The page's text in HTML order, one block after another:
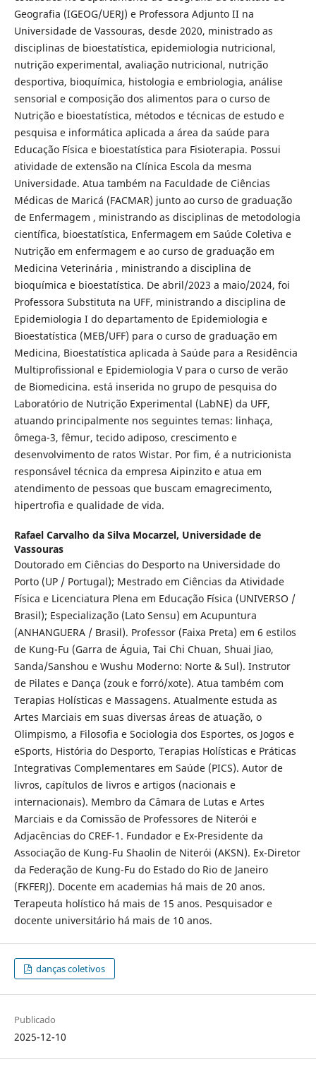
Geografia (IGEOG/UERJ) e Professora Adjunto II na
Universidade de Vassouras, desde 2020, ministrado as
disciplinas de bioestatística, epidemiologia nutricional,
nutrição experimental, avaliação nutricional, nutrição
desportiva, bioquímica, histologia e embriologia, análise
sensorial e composição dos alimentos para o curso de
Nutrição e bioestatística, métodos e técnicas de estudo e
pesquisa e informática aplicada a área da saúde para
Educação Física e bioestatística para Fisioterapia. Possui
atividade de extensão na Clínica Escola da mesma
Universidade. Atua também na Faculdade de Ciências
Médicas de Maricá (FACMAR) junto ao curso de graduação
de Enfermagem , ministrando as disciplinas de metodologia
científica, bioestatística, Enfermagem em Saúde Coletiva e
Nutrição em enfermagem e ao curso de graduação em
Medicina Veterinária , ministrando a disciplina de
bioquímica e bioestatística. De abril/2023 a maio/2024, foi
Professora Substituta na UFF, ministrando a disciplina de
Epidemiologia I do departamento de Epidemiologia e
Bioestatística (MEB/UFF) para o curso de graduação em
Medicina, Bioestatística aplicada à Saúde para a Residência
Multiprofissional e Epidemiologia V para o curso de verão
de Biomedicina. está inserida no grupo de pesquisa do
Laboratório de Nutrição Experimental (LabNE) da UFF,
atuando principalmente nos seguintes temas: linhaça,
ômega-3, fêmur, tecido adiposo, crescimento e
desenvolvimento de ratos Wistar. Por fim, é a nutricionista
responsável técnica da empresa Aipinzito e atua em
atendimento de pessoas que buscam emagrecimento,
hipertrofia e qualidade de vida.
Rafael Carvalho da Silva Mocarzel, Universidade de
Vassouras
Doutorado em Ciências do Desporto na Universidade do
Porto (UP / Portugal); Mestrado em Ciências da Atividade
Física e Licenciatura Plena em Educação Física (UNIVERSO /
Brasil); Especialização (Lato Sensu) em Acupuntura
(ANHANGUERA / Brasil). Professor (Faixa Preta) em 6 estilos
de Kung-Fu (Garra de Águia, Tai Chi Chuan, Shuai Jiao,
Sanda/Sanshou e Wushu Moderno: Norte & Sul). Instrutor
de Pilates e Dança (zouk e forró/xote). Atua também com
Terapias Holísticas e Massagens. Atualmente estuda as
Artes Marciais em suas diversas áreas de atuação, o
Olimpismo, a Filosofia e Sociologia dos Esportes, os Jogos e
eSports, História do Desporto, Terapias Holísticas e Práticas
Integrativas Complementares em Saúde (PICS). Autor de
livros, capítulos de livros e artigos (nacionais e
internacionais). Membro da Câmara de Lutas e Artes
Marciais e da Comissão de Professores de Niterói e
Adjacências do CREF-1. Fundador e Ex-Presidente da
Associação de Kung-Fu Shaolin de Niterói (AKSN). Ex-Diretor
da Federação de Kung-Fu do Estado do Rio de Janeiro
(FKFERJ). Docente em academias há mais de 20 anos.
Terapeuta holístico há mais de 15 anos. Pesquisador e
docente universitário há mais de 10 anos.
danças coletivos
Publicado
2025-12-10